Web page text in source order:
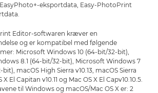
eksportdata, Easy-PhotoPrint
Editor-softwaren kræver en
og er kompatibel med følgende
Microsoft Windows 10 (64-bit/32-bit),
8.1 (64-bit/32-bit), Microsoft Windows 7
bit), macOS High Sierra v10.13, macOS Sierra
X El Capitan v10.11 og Mac OS X El Capv10.10.5.
til Windows og macOS/Mac OS X er: 2